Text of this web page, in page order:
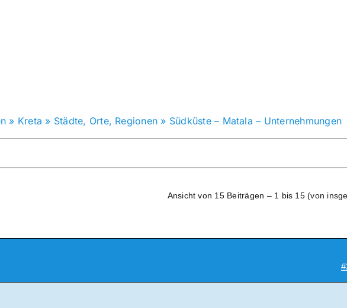
» Kreta » Städte, Orte, Regionen » Südküste – Matala – Unternehmungen
Ansicht von 15 Beiträgen – 1 bis 15 (von